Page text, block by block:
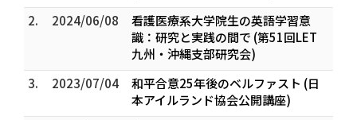
2.
2024/06/08
看護医療系大学院生の英語学習意
識：研究と実践の間で (第51回LET
九州・沖縄支部研究会)
3.
2023/07/04
和平合意25年後のベルファスト (日
本アイルランド協会公開講座)